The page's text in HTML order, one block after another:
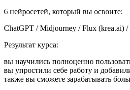
6 нейросетей, который вы освоите:
ChatGPT / Midjourney / Flux (krea.ai)
Результат курса:
вы научились полноценно
вы упростили себе работу и
также вы сможете зарабатывать